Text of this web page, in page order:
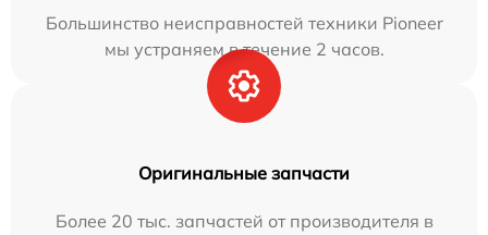
Большинство неисправностей техники Pioneer
мы устраняем в течение 2 часов.
Оригинальные запчасти
Более 20 тыс. запчастей от производителя в